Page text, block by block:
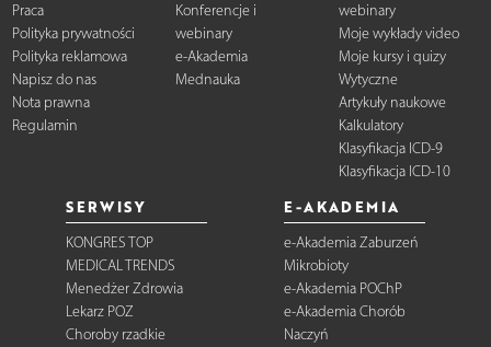
Praca
Polityka prywatności
Polityka reklamowa
Napisz do nas
Nota prawna
Regulamin
Konferencje i
webinary
e-Akademia
Mednauka
webinary
Moje wykłady video
Moje kursy i quizy
Wytyczne
Artykuły naukowe
Kalkulatory
Klasyfikacja ICD-9
Klasyfikacja ICD-10
SERWISY
KONGRES TOP
MEDICAL TRENDS
Menedżer Zdrowia
Lekarz POZ
Choroby rzadkie
E-AKADEMIA
e-Akademia Zaburzeń
Mikrobioty
e-Akademia POChP
e-Akademia Chorób
Naczyń